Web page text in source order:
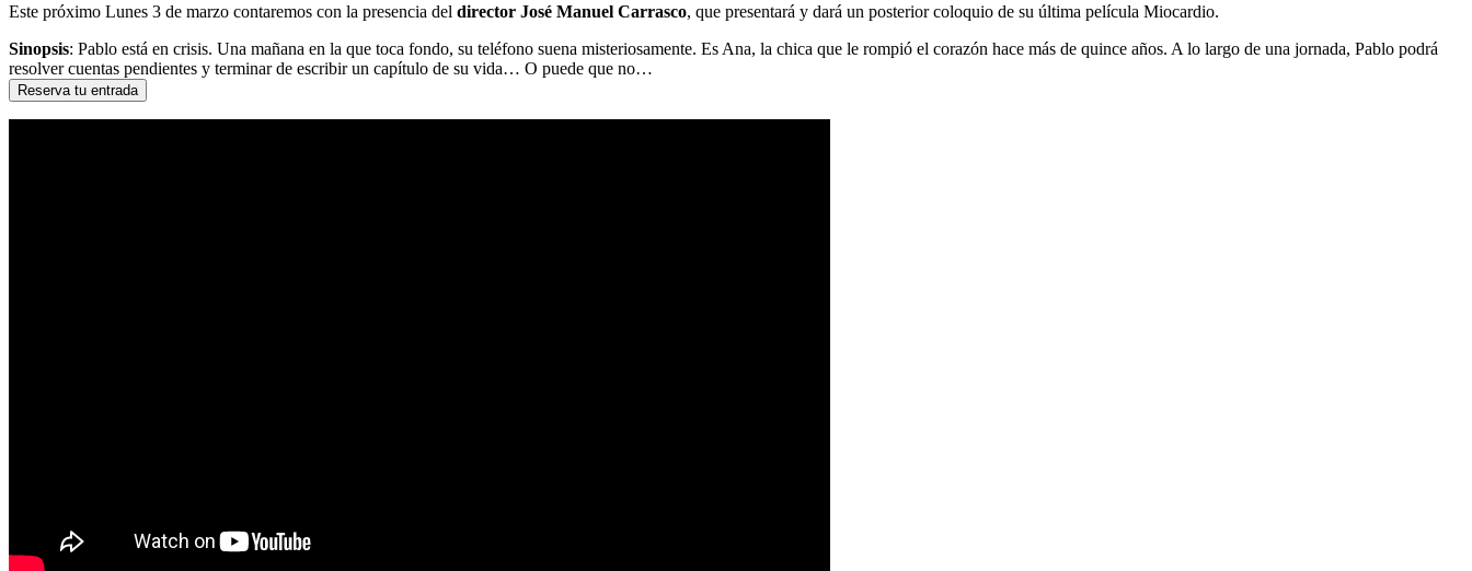
Este próximo Lunes 3 de marzo contaremos con la presencia del director José Manuel Carrasco, que presentará y dará un posterior coloquio de su última película Miocardio.
Sinopsis: Pablo está en crisis. Una mañana en la que toca fondo, su teléfono suena misteriosamente. Es Ana, la chica que le rompió el corazón hace más de quince años. A lo largo de una jornada, Pablo podrá
resolver cuentas pendientes y terminar de escribir un capítulo de su vida… O puede que no…
Reserva tu entrada